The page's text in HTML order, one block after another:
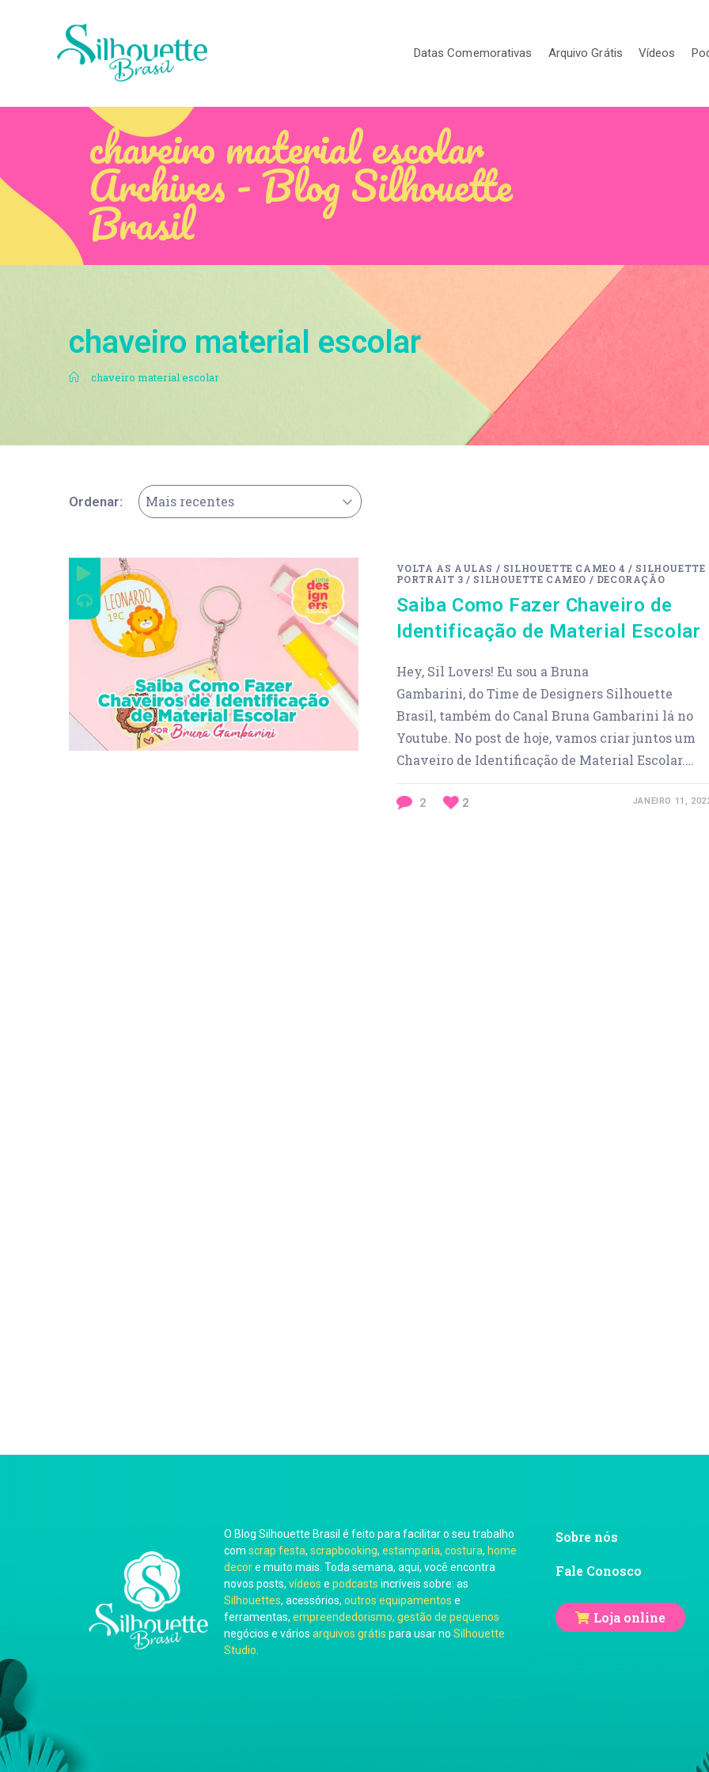
Datas Comemorativas Arquivo Grátis Vídeos
chaveiro material escolar
Archives - Blog Silhouette
Brasil
chaveiro material escolar
. chaveiro material escolar
Ordenar: Mais recentes
VOLTA AS AULAS / SILHOUETTE CAMEO 4 / SILHOUETTE
PORTRAIT 3 / SILHOUETTE CAMEO / DECORAÇÃO
Saiba Como Fazer Chaveiro de
Identificação de Material Escolar
Hey, Sil Lovers! Eu sou a Bruna
Gambarini, do Time de Designers Silhouette
Brasil, também do Canal Bruna Gambarini lá no
Youtube. No post de hoje, vamos criar juntos um
Chaveiro de Identificação de Material Escolar.…
2 2 JANEIRO 11,
O Blog Silhouette Brasil é feito para facilitar o seu trabalho
com scrap festa, scrapbooking, estamparia, costura, home
decore muito mais. Toda semana, aqui, você encontra
novos posts, vídeos e podcasts incríveis sobre: as
Silhouettes, acessórios, outros equipamentos e
ferramentas, empreendedorismo, gestão de pequenos
negócios e vários arquivos grátis para usar no Silhouette
Studio
Sobre nós
Fale Conosco
Loja online